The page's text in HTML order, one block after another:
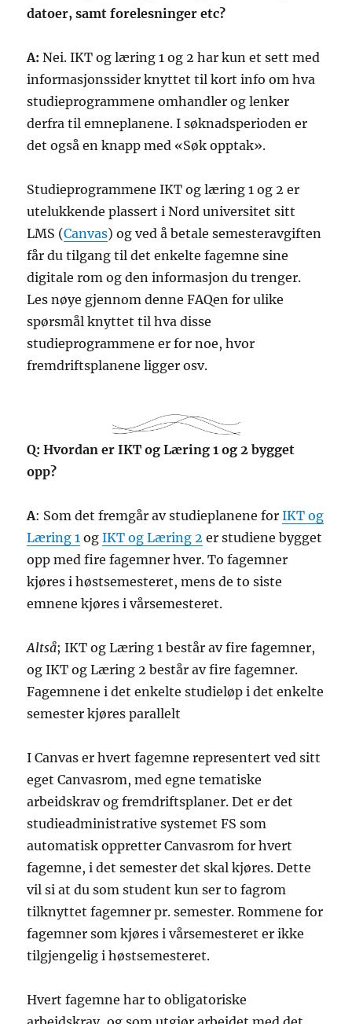
datoer, samt forelesninger etc?
A: Nei. IKT og læring 1 og 2 har kun et sett med
informasjonssider knyttet til kort info om hva
studieprogrammene omhandler og lenker
derfra til emneplanene. I søknadsperioden er
det også en knapp med «Søk opptak».
Studieprogrammene IKT og læring 1 og 2 er
utelukkende plassert i Nord universitet sitt
LMS (Canvas) og ved å betale semesteravgiften
får du tilgang til det enkelte fagemne sine
digitale rom og den informasjon du trenger.
Les nøye gjennom denne FAQen for ulike
spørsmål knyttet til hva disse
studieprogrammene er for noe, hvor
fremdriftsplanene ligger osv.
Q: Hvordan er IKT og Læring 1 og 2 bygget
opp?
A: Som det fremgår av studieplanene forIKT og
Læring 1 ogIKT og Læring 2 er studiene bygget
opp med fire fagemner hver. To fagemner
kjøres i høstsemesteret, mens de to siste
emnene kjøres i vårsemesteret.
Altså; IKT og Læring 1 består av fire fagemner,
og IKT og Læring 2 består av fire fagemner.
Fagemnene i det enkelte studieløp i det enkelte
semester kjøres parallelt
I Canvas er hvert fagemne representert ved sitt
eget Canvasrom, med egne tematiske
arbeidskrav og fremdriftsplaner. Det er det
studieadministrative systemet FS som
automatisk oppretter Canvasrom for hvert
fagemne, i det semester det skal kjøres. Dette
vil si at du som student kun ser to fagrom
tilknyttet fagemner pr. semester. Rommene for
fagemner som kjøres i vårsemesteret er ikke
tilgjengelig i høstsemesteret.
Hvert fagemne har to obligatoriske